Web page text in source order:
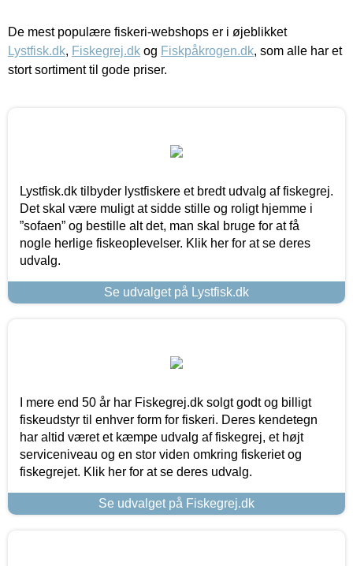
De mest populære fiskeri-webshops er i øjeblikket
Lystfisk.dk, Fiskegrej.dk og Fiskpåkrogen.dk, som alle har et
stort sortiment til gode priser.
Lystfisk.dk tilbyder lystfiskere et bredt udvalg af fiskegrej.
Det skal være muligt at sidde stille og roligt hjemme i
”sofaen” og bestille alt det, man skal bruge for at få
nogle herlige fiskeoplevelser. Klik her for at se deres
udvalg.
Se udvalget på Lystfisk.dk
I mere end 50 år har Fiskegrej.dk solgt godt og billigt
fiskeudstyr til enhver form for fiskeri. Deres kendetegn
har altid været et kæmpe udvalg af fiskegrej, et højt
serviceniveau og en stor viden omkring fiskeriet og
fiskegrejet. Klik her for at se deres udvalg.
Se udvalget på Fiskegrej.dk